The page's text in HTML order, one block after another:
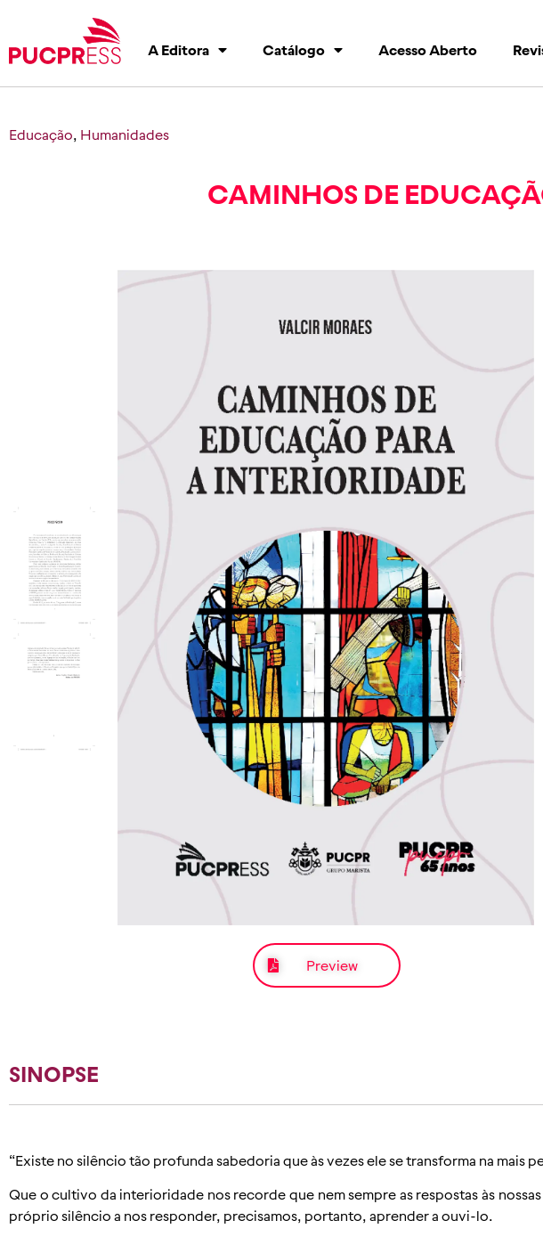
A Editora Catálogo Acesso Aberto
Educação, Humanidades
CAMINHOS DE
Preview
SINOPSE
“Existe no silêncio tão profunda sabedoria que às vezes ele se transforma na mais
Que o cultivo da interioridade nos recorde que nem sempre as respostas às
próprio silêncio a nos responder, precisamos, portanto, aprender a ouvi-lo.